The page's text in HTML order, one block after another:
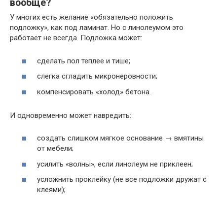
вообще?
У многих есть желание «обязательно положить
подложку», как под ламинат. Но с линолеумом это
работает не всегда. Подложка может:
сделать пол теплее и тише;
слегка сгладить микронеровности;
компенсировать «холод» бетона.
И одновременно может навредить:
создать слишком мягкое основание → вмятины
от мебели;
усилить «волны», если линолеум не приклеен;
усложнить проклейку (не все подложки дружат с
клеями);